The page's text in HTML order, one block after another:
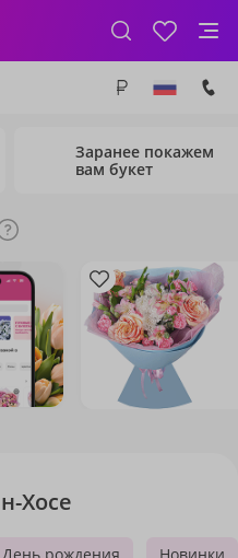
Заранее покажем
вам букет
Хосе